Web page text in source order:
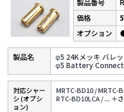
φ5 24Kメッキ バレ
φ5 Battery
対応シャー
シ (オプシ
ョン)
MRTC-BD10 /MRTC-
RTC-BD10LCA /... ＋